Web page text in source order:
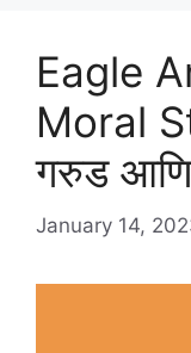
Eagle
Moral
गरुड
January 14,